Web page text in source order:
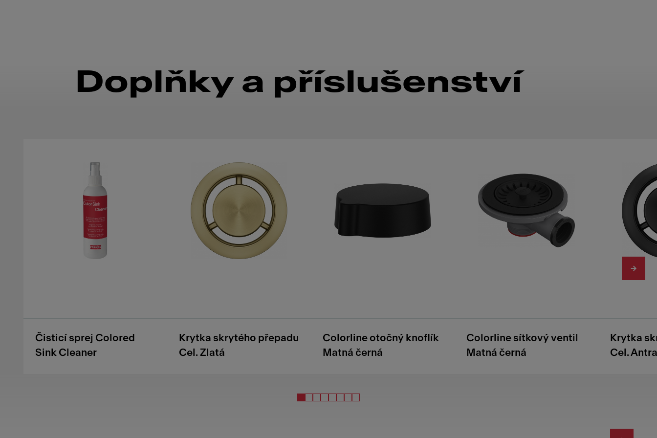
Doplňky a příslušenství
Čisticí sprej Colored
Sink Cleaner
Krytka skrytého přepadu
Cel. Zlatá
Colorline otočný knoflík
Matná černá
Colorline sítkový ventil
Matná černá
Krytka
Cel.